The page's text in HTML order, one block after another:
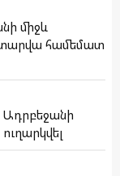
միջև
համեմատ